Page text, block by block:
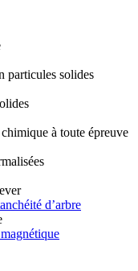
particules solides
à toute épreuve
d’arbre